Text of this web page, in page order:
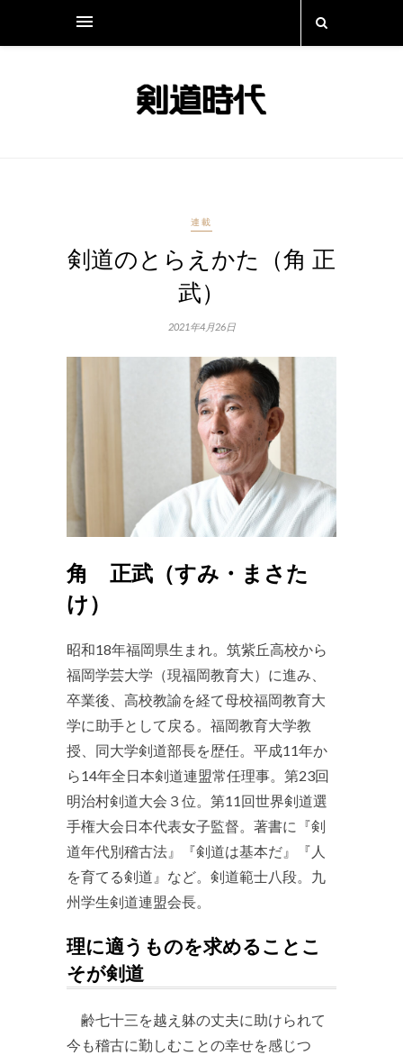
連載
剣道のとらえかた（⻆ 正
武）
2021年4月26日
⻆ 正武（すみ・まさた
け）
昭和18年福岡県生まれ。筑紫丘高校から
福岡学芸大学（現福岡教育大）に進み、
卒業後、高校教諭を経て母校福岡教育大
学に助手として戻る。福岡教育大学教
授、同大学剣道部長を歴任。平成11年か
ら14年全日本剣道連盟常任理事。第23回
明治村剣道大会３位。第11回世界剣道選
手権大会日本代表女子監督。著書に『剣
道年代別稽古法』『剣道は基本だ』『人
を育てる剣道』など。剣道範士八段。九
州学生剣道連盟会長。
理に適うものを求めることこ
そが剣道
齢七十三を越え躰の丈夫に助けられて
今も稽古に勤しむことの幸せを感じつ